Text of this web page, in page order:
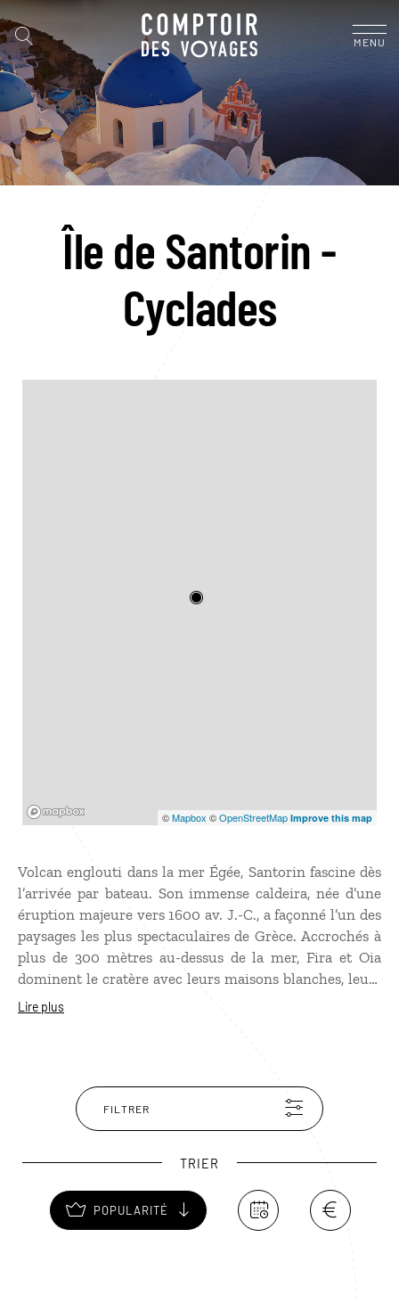
MENU
Île de Santorin -
Cyclades
©Mapbox ©OpenStreetMap Improve this map
Volcan englouti dans la mer Égée, Santorin fascine dès
l’arrivée par bateau. Son immense caldeira, née d’une
éruption majeure vers 1600 av. J.-C., a façonné l’un des
paysages les plus spectaculaires de Grèce. Accrochés à
plus de 300 mètres au-dessus de la mer, Fira et Oia
dominent le cratère avec leurs maisons blanches, leurs
coupoles bleues et leurs terrasses suspendues. L’île est
Lire plus
FILTRER
TRIER
POPULARITÉ